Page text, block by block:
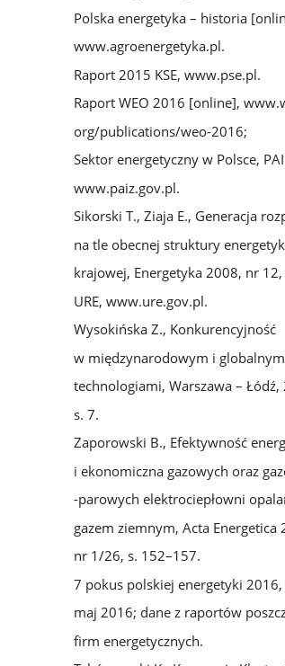
Polska energetyka – historia
www.agroenergetyka.pl.
Raport 2015 KSE, www.pse.pl.
Raport WEO 2016 [online],
org/publications/weo-2016;
Sektor energetyczny w Polsce,
www.paiz.gov.pl.
Sikorski T., Ziaja E., Generacja
na tle obecnej struktury
krajowej, Energetyka 2008, nr 12,
URE, www.ure.gov.pl.
Wysokińska Z., Konkurencyjność
w międzynarodowym i
technologiami, Warszawa – Łódź,
s. 7.
Zaporowski B., Efektywność
i ekonomiczna gazowych oraz
-parowych elektrociepłowni
gazem ziemnym, Acta Energetica
nr 1/26, s. 152–157.
7 pokus polskiej energetyki 2016,
maj 2016; dane z raportów
firm energetycznych.